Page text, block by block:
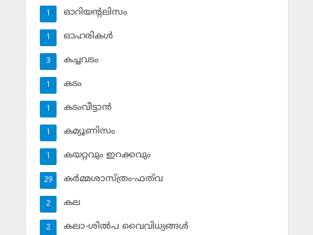
ഓറിയന്റലിസം
1
ഓഹരികള്‍
1
കച്ചവടം
3
കടം
1
കടംവീട്ടാന്‍
1
കമ്യൂണിസം
1
കയറ്റവും ഇറക്കവും
1
കര്‍മ്മശാസ്ത്രം-ഫത്‌വ
29
കല
2
കലാ-ശില്‍പ വൈവിധ്യങ്ങള്‍
2